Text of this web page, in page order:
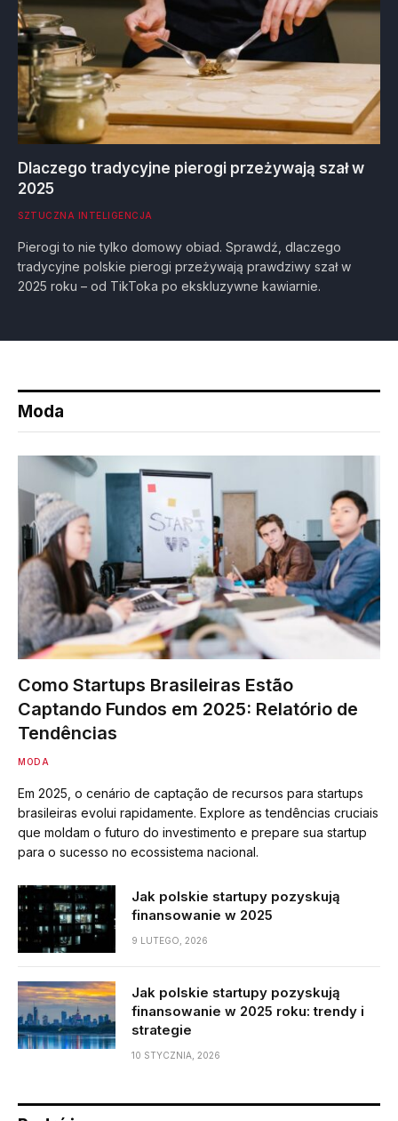
Dlaczego tradycyjne pierogi przeżywają szał w
2025
SZTUCZNA INTELIGENCJA
Pierogi to nie tylko domowy obiad. Sprawdź, dlaczego
tradycyjne polskie pierogi przeżywają prawdziwy szał w
2025 roku – od TikToka po ekskluzywne kawiarnie.
Moda
Como Startups Brasileiras Estão
Captando Fundos em 2025: Relatório de
Tendências
MODA
Em 2025, o cenário de captação de recursos para startups
brasileiras evolui rapidamente. Explore as tendências cruciais
que moldam o futuro do investimento e prepare sua startup
para o sucesso no ecossistema nacional.
Jak polskie startupy pozyskują
finansowanie w 2025
9 LUTEGO, 2026
Jak polskie startupy pozyskują
finansowanie w 2025 roku: trendy i
strategie
10 STYCZNIA, 2026